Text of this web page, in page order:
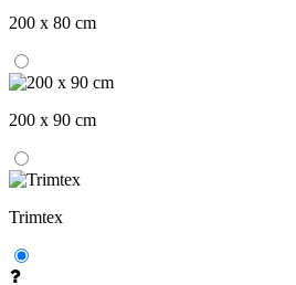
200 x 80 cm
200 x 90 cm
Trimtex